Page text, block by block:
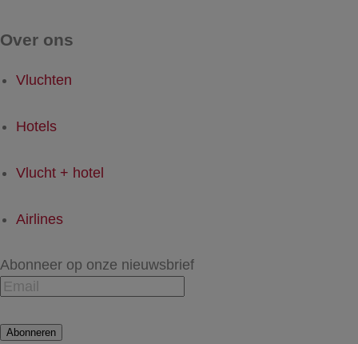
Over ons
Vluchten
Hotels
Vlucht + hotel
Airlines
Abonneer op onze nieuwsbrief
Abonneren